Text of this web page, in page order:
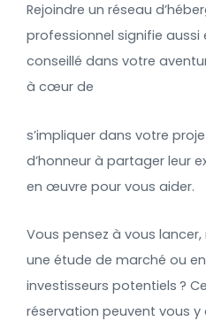
Rejoindre un réseau
professionnel signifie
conseillé dans votre
à cœur de
s’impliquer dans votre
d’honneur à partager leur
en œuvre pour vous aider.
Vous pensez à vous
une étude de marché ou
investisseurs potentiels ?
réservation peuvent vous